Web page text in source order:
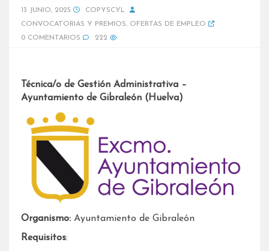
13 JUNIO, 2025
COPYSCYL
CONVOCATORIAS Y PREMIOS, OFERTAS DE EMPLEO
0 COMENTARIOS
222
Técnica/o de Gestión Administrativa –
Ayuntamiento de Gibraleón (Huelva)
Organismo: Ayuntamiento de Gibraleón
Requisitos: